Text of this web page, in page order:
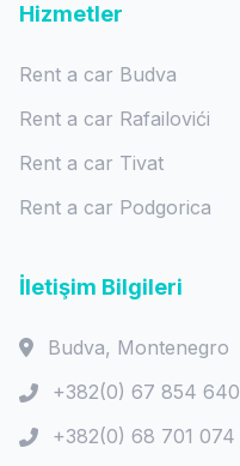
Hizmetler
Rent a car Budva
Rent a car Rafailovići
Rent a car Tivat
Rent a car Podgorica
İletişim Bilgileri
Budva, Montenegro
+382(0) 67 854 640
+382(0) 68 701 074